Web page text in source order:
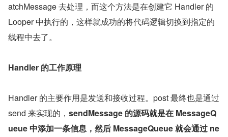
atchMessage 去处理，而这个方法是在创建它 Handler 的
Looper 中执行的，这样就成功的将代码逻辑切换到指定的
线程中去了。
Handler 的工作原理
Handler 的主要作用是发送和接收过程。post 最终也是通过
send 来实现的， sendMessage 的源码就是在 MessageQ
ueue 中添加一条信息，然后 MessageQueue 就会通过 ne